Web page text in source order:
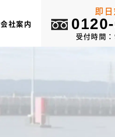
会社案内
即
受付時間